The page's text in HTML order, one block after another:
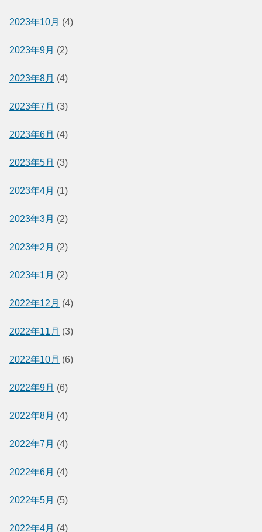
2023年10月 (4)
2023年9月 (2)
2023年8月 (4)
2023年7月 (3)
2023年6月 (4)
2023年5月 (3)
2023年4月 (1)
2023年3月 (2)
2023年2月 (2)
2023年1月 (2)
2022年12月 (4)
2022年11月 (3)
2022年10月 (6)
2022年9月 (6)
2022年8月 (4)
2022年7月 (4)
2022年6月 (4)
2022年5月 (5)
2022年4月 (4)